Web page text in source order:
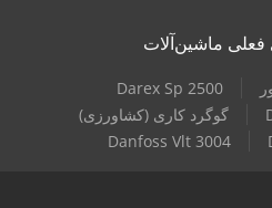
Darex Sp 2500
گوگرد کاری (کشاورزی)
Danfoss Vlt 3004